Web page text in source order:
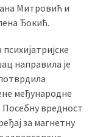
Митровић и
Ђокић.
направила је
међународне
Посебну вредност
за магнетну